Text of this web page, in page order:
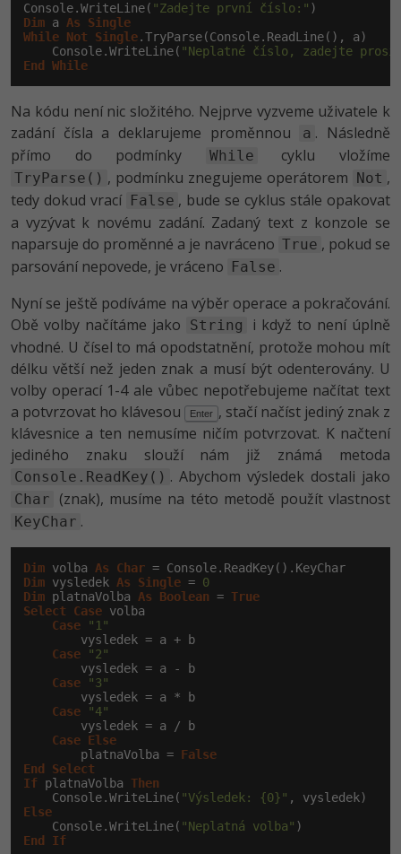
Console.WriteLine( "Zadejte první číslo:"
Dim a As
Single
While Not Single.TryParse(Console.ReadLine(), a)
    Console.WriteLine(
"Neplatné číslo, zadejte
End
While
Na kódu není nic složitého. Nejprve vyzveme uživatele k
zadání čísla a deklarujeme proměnnou
a . Následně
přímo do podmínky
While cyklu vložíme
TryParse() , podmínku znegujeme operátorem Not ,
tedy dokud vrací False , bude se cyklus stále opakovat
a vyzývat k novému zadání. Zadaný text z konzole se
naparsuje do proměnné a je navráceno True , pokud se
parsování nepovede, je vráceno False .
Nyní se ještě podíváme na výběr operace a pokračování.
Obě volby načítáme jako
String
i když to není úplně
vhodné. U čísel to má opodstatnění, protože mohou mít
délku větší než jeden znak a musí být odenterovány. U
volby operací 1-4 ale vůbec nepotřebujeme načítat text
a potvrzovat ho klávesou
Enter , stačí načíst jediný znak z
klávesnice a ten nemusíme ničím potvrzovat. K načtení
jediného znaku slouží nám již známá metoda
Console.ReadKey() . Abychom výsledek dostali jako
Char (znak), musíme na této metodě použít vlastnost
KeyChar .
Dim volba As Char
Dim vysledek As Single = 0
Dim platnaVolba As Boolean = True
Select
Case volba
Case
"1"
        vysledek = a + b
Case
"2"
        vysledek = a - b
Case
"3"
        vysledek = a * b
Case
"4"
        vysledek = a / b
Case Else
        platnaVolba =
False
End
Select
If platnaVolba Then
    Console.WriteLine(
"Výsledek: {0}"
Else
    Console.WriteLine(
"Neplatná volba"
End
If